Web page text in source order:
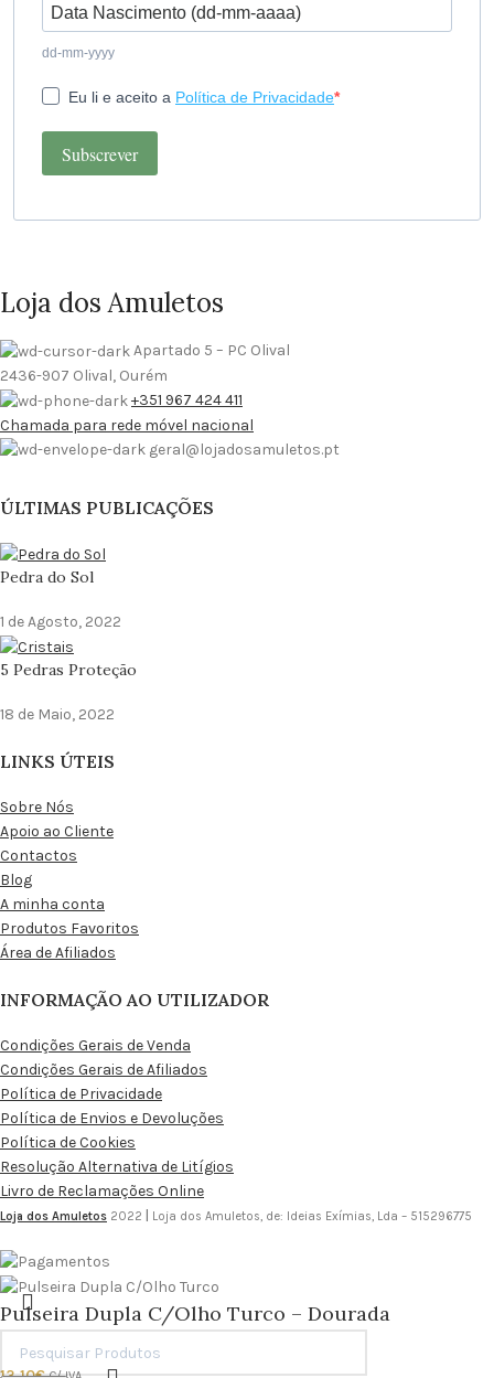
dd-mm-yyyy
Eu li e aceito a Política de Privacidade
Subscrever
Loja dos Amuletos
Apartado 5 – PC Olival
2436-907 Olival, Ourém
+351 967 424 411
Chamada para rede móvel nacional
geral@lojadosamuletos.pt
ÚLTIMAS PUBLICAÇÕES
Pedra do Sol
1 de Agosto, 2022
5 Pedras Proteção
18 de Maio, 2022
LINKS ÚTEIS
Sobre Nós
Apoio ao Cliente
Contactos
Blog
A minha conta
Produtos Favoritos
Área de Afiliados
INFORMAÇÃO AO UTILIZADOR
Condições Gerais de Venda
Condições Gerais de Afiliados
Política de Privacidade
Política de Envios e Devoluções
Política de Cookies
Resolução Alternativa de Litígios
Livro de Reclamações Online
Loja dos Amuletos 2022 Loja dos Amuletos, de: Ideias Exímias, Lda – 515296775
Pulseira Dupla C/Olho Turco – Dourada